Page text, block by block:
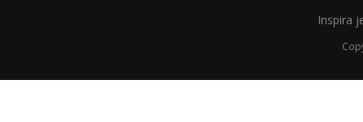
Inspira